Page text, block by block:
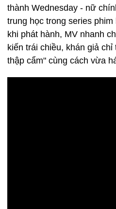
thành Wednesday - nữ
trung học trong series
khi phát hành, MV nhanh
kiến trái chiều, khán giả
thập cẩm" cùng cách vừa